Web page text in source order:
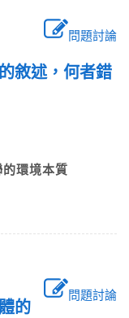
問題討論
敘述，何者錯
環境本質
問題討論
的